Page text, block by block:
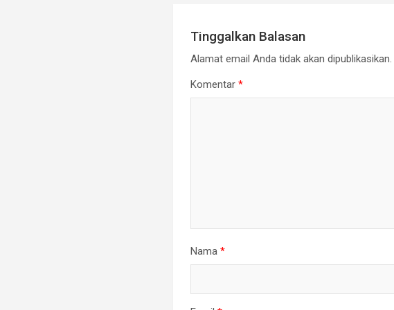
Tinggalkan Balasan
Alamat email Anda tidak akan dipublikasikan.
Komentar*
Nama*